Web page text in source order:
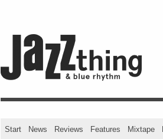
Start News Reviews Features Mixtape